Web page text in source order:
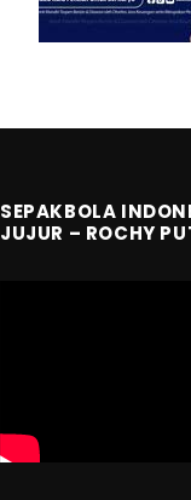
SEPAKBOLA
JUJUR – ROCHY